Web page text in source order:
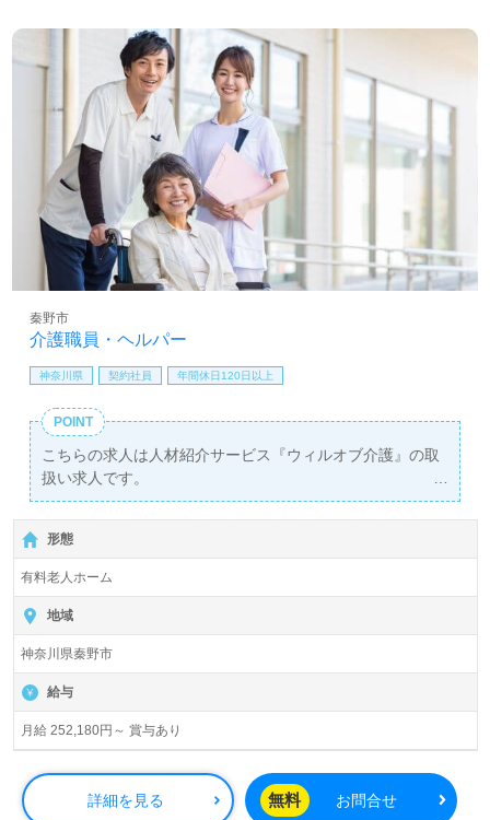
介護職員・ヘルパー
秦野市
神奈川県 契約社員 年間休日120日以上
POINT
こちらの求人は人材紹介サービス『ウィルオブ介護』の取
扱い求人です。
詳細に関してお気軽にご相談ください♪
【無料】で皆さんの転職活動をサポートいたします。
形態
有料老人ホーム
地域
神奈川県秦野市
給与
月給 252,180円～ 賞与あり
詳細を見る 無料 お問合せ